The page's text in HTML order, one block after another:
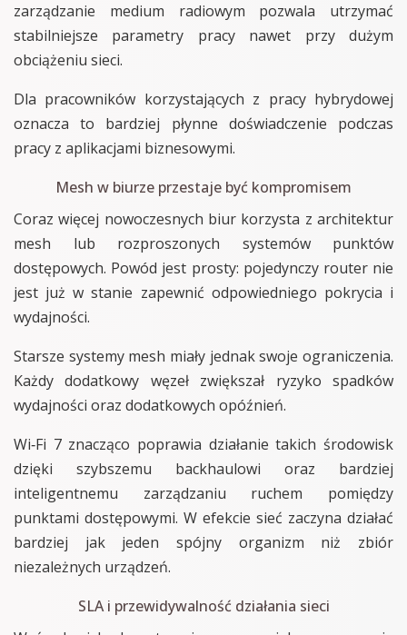
zarządzanie medium radiowym pozwala utrzymać
stabilniejsze parametry pracy nawet przy dużym
obciążeniu sieci.
Dla pracowników korzystających z pracy hybrydowej
oznacza to bardziej płynne doświadczenie podczas
pracy z aplikacjami biznesowymi.
Mesh w biurze przestaje być kompromisem
Coraz więcej nowoczesnych biur korzysta z architektur
mesh lub rozproszonych systemów punktów
dostępowych. Powód jest prosty: pojedynczy router nie
jest już w stanie zapewnić odpowiedniego pokrycia i
wydajności.
Starsze systemy mesh miały jednak swoje ograniczenia.
Każdy dodatkowy węzeł zwiększał ryzyko spadków
wydajności oraz dodatkowych opóźnień.
Wi‑Fi 7 znacząco poprawia działanie takich środowisk
dzięki szybszemu backhaulowi oraz bardziej
inteligentnemu zarządzaniu ruchem pomiędzy
punktami dostępowymi. W efekcie sieć zaczyna działać
bardziej jak jeden spójny organizm niż zbiór
niezależnych urządzeń.
SLA i przewidywalność działania sieci